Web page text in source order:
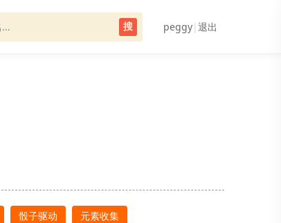
搜 peggy| 退出
骰子驱动 元素收集